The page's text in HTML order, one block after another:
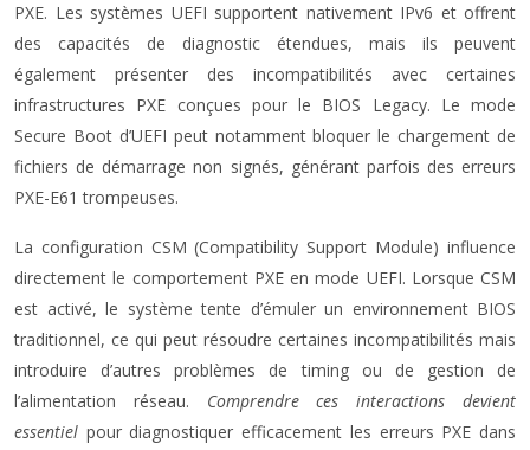
PXE. Les systèmes UEFI supportent nativement IPv6 et offrent
des capacités de diagnostic étendues, mais ils peuvent
également présenter des incompatibilités avec certaines
infrastructures PXE conçues pour le BIOS Legacy. Le mode
Secure Boot d’UEFI peut notamment bloquer le chargement de
fichiers de démarrage non signés, générant parfois des erreurs
PXE-E61 trompeuses.
La configuration CSM (Compatibility Support Module) influence
directement le comportement PXE en mode UEFI. Lorsque CSM
est activé, le système tente d’émuler un environnement BIOS
traditionnel, ce qui peut résoudre certaines incompatibilités mais
introduire d’autres problèmes de timing ou de gestion de
l’alimentation réseau. Comprendre ces interactions devient
essentiel pour diagnostiquer efficacement les erreurs PXE dans